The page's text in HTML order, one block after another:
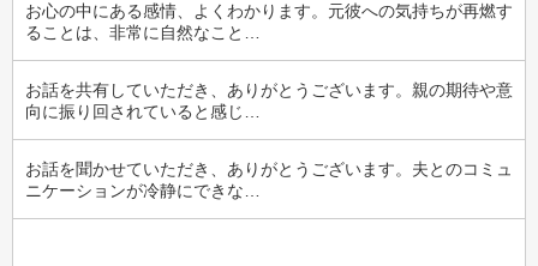
お心の中にある感情、よくわかります。元彼への気持ちが再燃す
ることは、非常に自然なこと…
お話を共有していただき、ありがとうございます。親の期待や意
向に振り回されていると感じ…
お話を聞かせていただき、ありがとうございます。夫とのコミュ
ニケーションが冷静にできな…